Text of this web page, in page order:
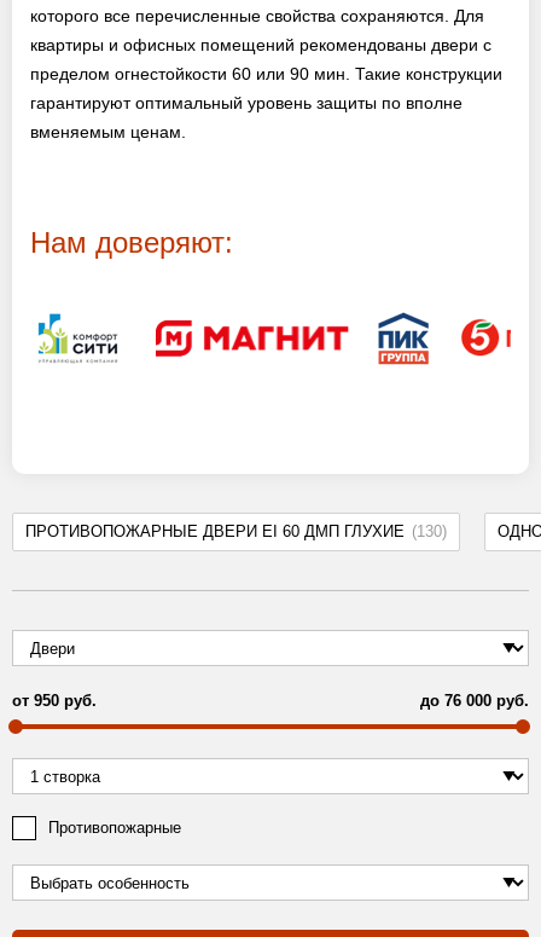
ПРОТИВОПОЖАРНЫЕ ДВЕРИ EI 60 ДМП ГЛУХИЕ (130)
от 950 руб. до 76 000 руб.
Противопожарные
которого все перечисленные свойства сохраняются. Для
квартиры и офисных помещений рекомендованы двери с
пределом огнестойкости 60 или 90 мин. Такие конструкции
гарантируют оптимальный уровень защиты по вполне
вменяемым ценам.
Нам доверяют: